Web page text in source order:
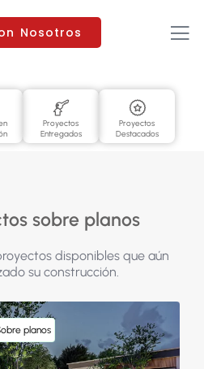
Nosotros
Proyectos
Entregados
Proyectos
Destacados
sobre planos
disponibles que aún
su construcción.
planos